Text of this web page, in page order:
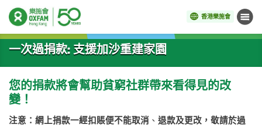
香港樂施會 目錄
開始主要內容
一次過捐款: 支援加沙重建家園
您的捐款將會幫助貧窮社群帶來看得見的改
變！
注意：網上捐款一經扣賬便不能取消 、 退款及更改，敬請於過